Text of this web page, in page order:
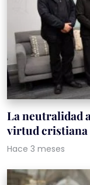
La neutralidad
virtud cristiana
Hace 3 meses